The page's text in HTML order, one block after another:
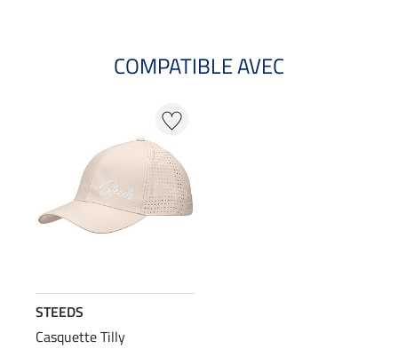
COMPATIBLE AVEC
STEEDS
Casquette Tilly